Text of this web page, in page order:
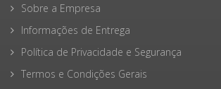
Informações
Sobre a Empresa